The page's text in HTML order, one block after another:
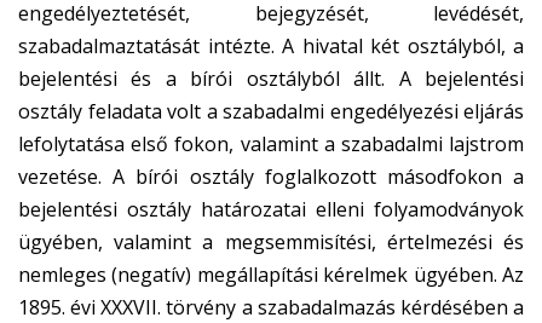
engedélyeztetését, bejegyzését, levédését,
szabadalmaztatását intézte. A hivatal két osztályból, a
bejelentési és a bírói osztályból állt. A bejelentési
osztály feladata volt a szabadalmi engedélyezési eljárás
lefolytatása első fokon, valamint a szabadalmi lajstrom
vezetése. A bírói osztály foglalkozott másodfokon a
bejelentési osztály határozatai elleni folyamodványok
ügyében, valamint a megsemmisítési, értelmezési és
nemleges (negatív) megállapítási kérelmek ügyében. Az
1895. évi XXXVII. törvény a szabadalmazás kérdésében a